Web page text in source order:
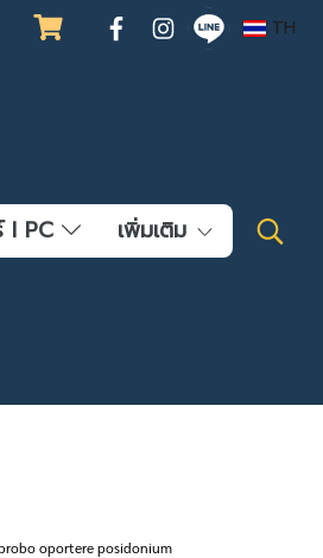
TH
l PC เพิ่มเติม
oportere posidonium